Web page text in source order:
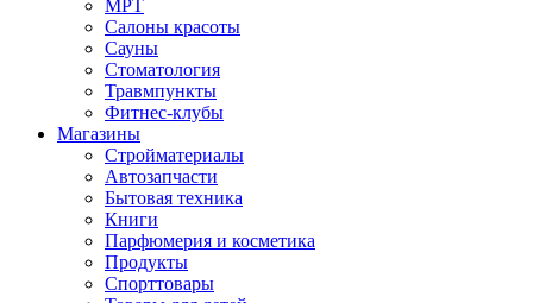
МРТ
Салоны красоты
Сауны
Стоматология
Травмпункты
Фитнес-клубы
Магазины
Стройматериалы
Автозапчасти
Бытовая техника
Книги
Парфюмерия и косметика
Продукты
Спорттовары